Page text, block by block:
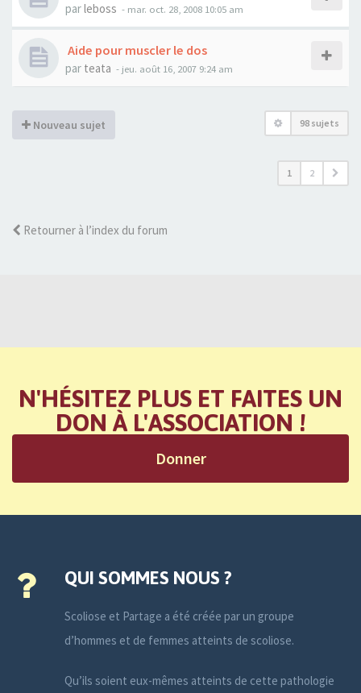
parleboss - mar. oct. 28, 2008 10:05 am
Aide pour muscler le dos
par teata - jeu. août 16, 2007 9:24 am
Nouveau sujet 98 sujets
1 2
Retourner à l’index du forum
N'HÉSITEZ PLUS ET FAITES UN
DON À L'ASSOCIATION !
Donner
QUI SOMMES NOUS ?
Scoliose et Partage a été créée par un groupe
d’hommes et de femmes atteints de scoliose.
Qu’ils soient eux-mêmes atteints de cette pathologie